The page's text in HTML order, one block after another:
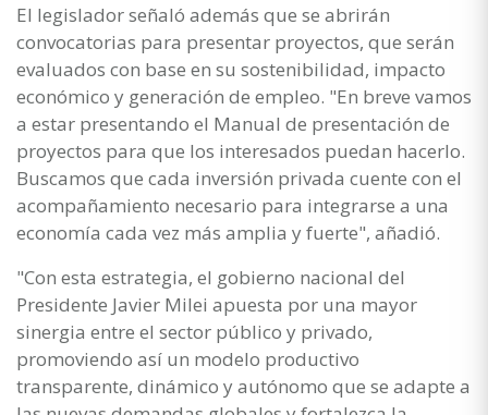
El legislador señaló además que se abrirán
convocatorias para presentar proyectos, que serán
evaluados con base en su sostenibilidad, impacto
económico y generación de empleo. "En breve vamos
a estar presentando el Manual de presentación de
proyectos para que los interesados puedan hacerlo.
Buscamos que cada inversión privada cuente con el
acompañamiento necesario para integrarse a una
economía cada vez más amplia y fuerte", añadió.
"Con esta estrategia, el gobierno nacional del
Presidente Javier Milei apuesta por una mayor
sinergia entre el sector público y privado,
promoviendo así un modelo productivo
transparente, dinámico y autónomo que se adapte a